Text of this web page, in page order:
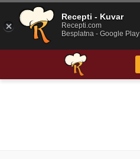
Recepti - Kuvar
Recepti.com
Besplatna - Google Play